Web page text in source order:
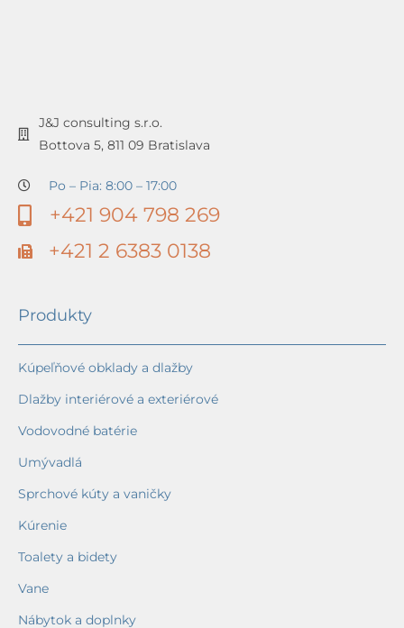
J&J consulting s.r.o.
Bottova 5, 811 09 Bratislava
Po – Pia: 8:00 – 17:00
+421 904 798 269
+421 2 6383 0138
Produkty
Kúpeľňové obklady a dlažby
Dlažby interiérové a exteriérové
Vodovodné batérie
Umývadlá
Sprchové kúty a vaničky
Kúrenie
Toalety a bidety
Vane
Nábytok a doplnky